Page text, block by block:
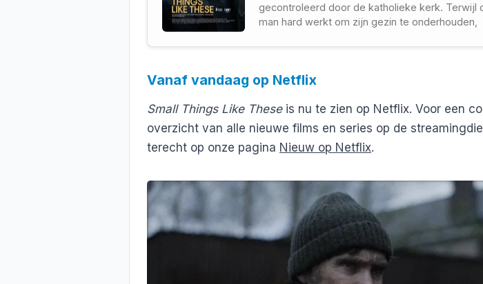
gecontroleerd door de katholieke kerk. Terwijl
man hard werkt om zijn gezin te onderhouden,
tuchthuis dat wordt gerund door de katholieke
Vanaf vandaag op Netflix
Small Things Like Theseis nu te zien op Netflix. Voor een
overzicht van alle nieuwe films en series op de
terecht op onze pagina Nieuw op Netflix.